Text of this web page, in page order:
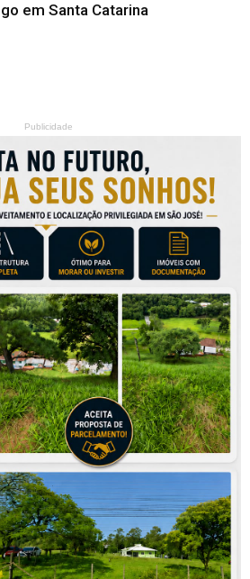
em Santa Catarina
Publicidade